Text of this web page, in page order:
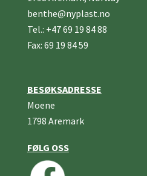
benthe@nyplast.no
Tel.: +47 69 19 84 88
Fax: 69 19 84 59
BESØKSADRESSE
Moene
1798 Aremark
FØLG OSS